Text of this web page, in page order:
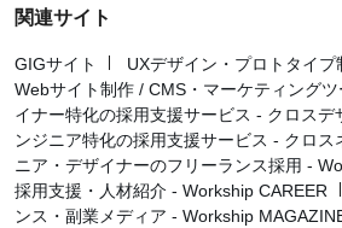
関連サイト
GIGサイト
UXデザイン・プロトタイ
Webサイト制作 / CMS・マーケティング
イナー特化の採用支援サービス - クロスデ
ンジニア特化の採用支援サービス - クロス
ニア・デザイナーのフリーランス採用 -
採用支援・人材紹介 - Workship CAREER
ンス・副業メディア - Workship